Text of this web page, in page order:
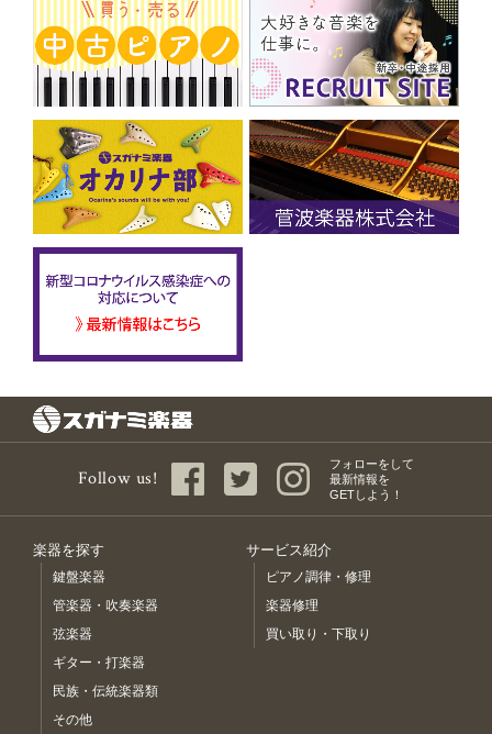
Follow us!
フォローをして
最新情報を
GETしよう！
楽器を探す
鍵盤楽器
管楽器・吹奏楽器
弦楽器
ギター・打楽器
民族・伝統楽器類
その他
サービス紹介
ピアノ調律・修理
楽器修理
買い取り・下取り